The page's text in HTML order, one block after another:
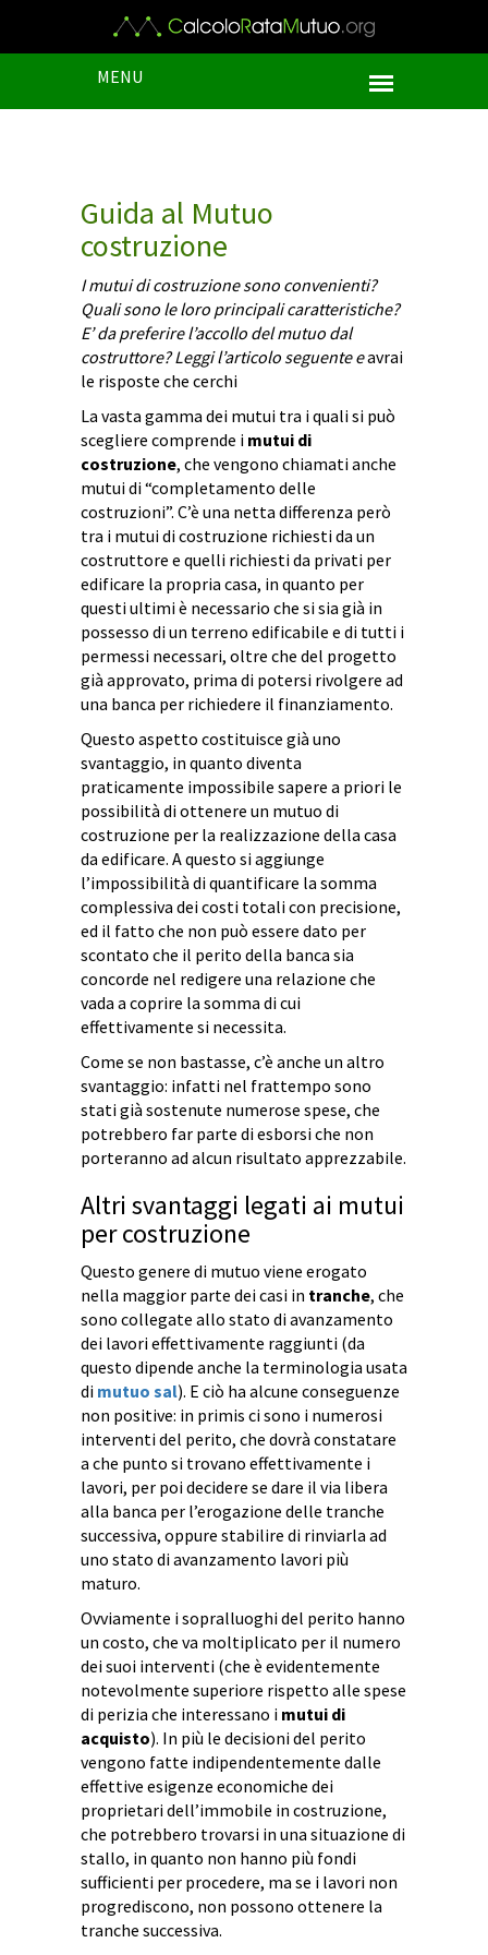
MENU
Guida al Mutuo
costruzione
I mutui di costruzione sono convenienti?
Quali sono le loro principali caratteristiche?
E’ da preferire l’accollo del mutuo dal
costruttore? Leggi l’articolo seguente eavrai
le risposte che cerchi
La vasta gamma dei mutui tra i quali si può
scegliere comprende i mutui di
costruzione, che vengono chiamati anche
mutui di “completamento delle
costruzioni”. C’è una netta differenza però
tra i mutui di costruzione richiesti da un
costruttore e quelli richiesti da privati per
edificare la propria casa, in quanto per
questi ultimi è necessario che si sia già in
possesso di un terreno edificabile e di tutti i
permessi necessari, oltre che del progetto
già approvato, prima di potersi rivolgere ad
una banca per richiedere il finanziamento.
Questo aspetto costituisce già uno
svantaggio, in quanto diventa
praticamente impossibile sapere a priori le
possibilità di ottenere un mutuo di
costruzione per la realizzazione della casa
da edificare. A questo si aggiunge
l’impossibilità di quantificare la somma
complessiva dei costi totali con precisione,
ed il fatto che non può essere dato per
scontato che il perito della banca sia
concorde nel redigere una relazione che
vada a coprire la somma di cui
effettivamente si necessita.
Come se non bastasse, c’è anche un altro
svantaggio: infatti nel frattempo sono
stati già sostenute numerose spese, che
potrebbero far parte di esborsi che non
porteranno ad alcun risultato apprezzabile.
Altri svantaggi legati ai mutui
per costruzione
Questo genere di mutuo viene erogato
nella maggior parte dei casi in tranche, che
sono collegate allo stato di avanzamento
dei lavori effettivamente raggiunti (da
questo dipende anche la terminologia usata
di mutuo sal). E ciò ha alcune conseguenze
non positive: in primis ci sono i numerosi
interventi del perito, che dovrà constatare
a che punto si trovano effettivamente i
lavori, per poi decidere se dare il via libera
alla banca per l’erogazione delle tranche
successiva, oppure stabilire di rinviarla ad
uno stato di avanzamento lavori più
maturo.
Ovviamente i sopralluoghi del perito hanno
un costo, che va moltiplicato per il numero
dei suoi interventi (che è evidentemente
notevolmente superiore rispetto alle spese
di perizia che interessano i mutui di
acquisto). In più le decisioni del perito
vengono fatte indipendentemente dalle
effettive esigenze economiche dei
proprietari dell’immobile in costruzione,
che potrebbero trovarsi in una situazione di
stallo, in quanto non hanno più fondi
sufficienti per procedere, ma se i lavori non
progrediscono, non possono ottenere la
tranche successiva.